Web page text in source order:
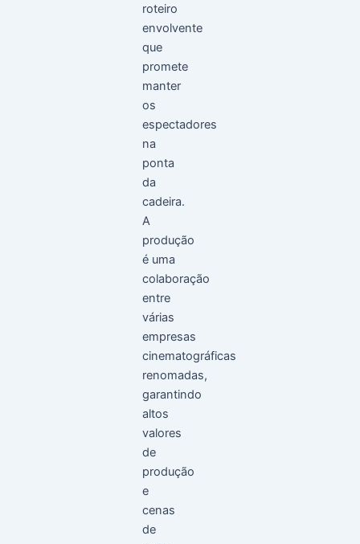
roteiro
envolvente
que
promete
manter
os
espectadores
na
ponta
da
cadeira.
A
produção
é uma
colaboração
entre
várias
empresas
cinematográficas
renomadas,
garantindo
altos
valores
de
produção
e
cenas
de